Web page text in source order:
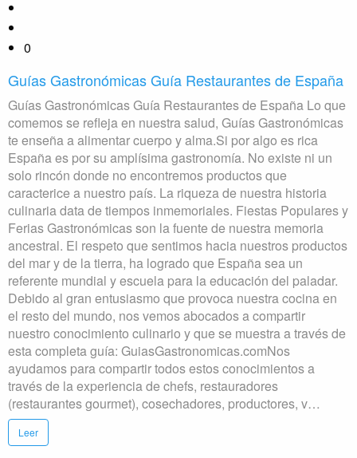
0
Guías Gastronómicas Guía Restaurantes de España
Guías Gastronómicas Guía Restaurantes de España Lo que
comemos se refleja en nuestra salud, Guías Gastronómicas
te enseña a alimentar cuerpo y alma.Si por algo es rica
España es por su amplísima gastronomía. No existe ni un
solo rincón donde no encontremos productos que
caracterice a nuestro país. La riqueza de nuestra historia
culinaria data de tiempos inmemoriales. Fiestas Populares y
Ferias Gastronómicas son la fuente de nuestra memoria
ancestral. El respeto que sentimos hacia nuestros productos
del mar y de la tierra, ha logrado que España sea un
referente mundial y escuela para la educación del paladar.
Debido al gran entusiasmo que provoca nuestra cocina en
el resto del mundo, nos vemos abocados a compartir
nuestro conocimiento culinario y que se muestra a través de
esta completa guía: GuiasGastronomicas.comNos
ayudamos para compartir todos estos conocimientos a
través de la experiencia de chefs, restauradores
(restaurantes gourmet), cosechadores, productores, v…
Leer